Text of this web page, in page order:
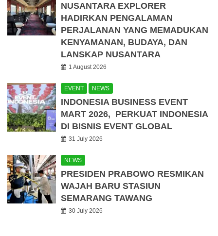
NUSANTARA EXPLORER
HADIRKAN PENGALAMAN
PERJALANAN YANG MEMADUKAN
KENYAMANAN, BUDAYA, DAN
LANSKAP NUSANTARA
1 August 2026
EVENT NEWS
INDONESIA BUSINESS EVENT
MART 2026, PERKUAT INDONESIA
DI BISNIS EVENT GLOBAL
31 July 2026
NEWS
PRESIDEN PRABOWO RESMIKAN
WAJAH BARU STASIUN
SEMARANG TAWANG
30 July 2026